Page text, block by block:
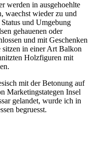
werden in ausgehoehlte
waechst wieder zu und
und Umgebung
gehauenen oder
und mit Geschenken
sitzen in einer Art Balkon
Holzfiguren mit
mit der Betonung auf
Marketingstategen Insel
gelandet, wurde ich in
begruesst.